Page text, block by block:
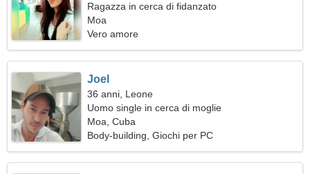
Ragazza in cerca di fidanzato
Moa
Vero amore
Joel
36 anni, Leone
Uomo single in cerca di moglie
Moa, Cuba
Body-building, Giochi per PC